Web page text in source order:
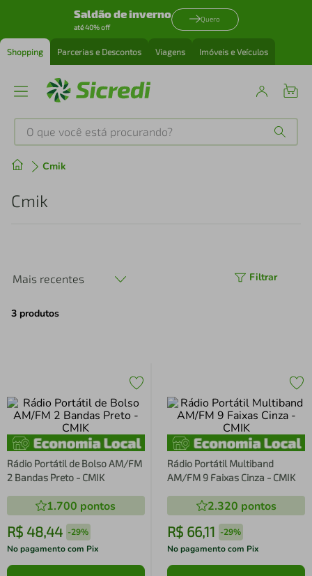
Saldão de inverno
até 40% off
Quero
Shopping Parcerias e Descontos Viagens Imóveis e Veículos
O que você está procurando?
Cmik
Cmik
Mais recentes Filtrar
3 produtos
Rádio Portátil de Bolso AM/FM
2 Bandas Preto - CMIK
1.700 pontos
R$ 48,44 -29%
No pagamento com Pix
Rádio Portátil Multiband
AM/FM 9 Faixas Cinza - CMIK
2.320 pontos
R$ 66,11 -29%
No pagamento com Pix
Produtos mais buscados
1 º
perfume
4º air fryer